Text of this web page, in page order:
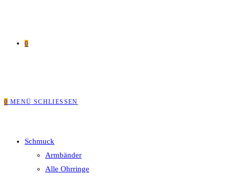
0
0 MENÜ SCHLIESSEN
Schmuck
Armbänder
Alle Ohrringe